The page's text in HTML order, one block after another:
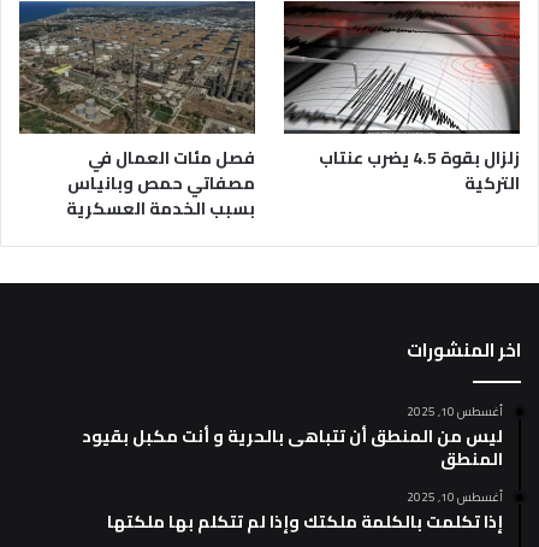
زلزال بقوة 4.5 يضرب عنتاب
التركية
فصل مئات العمال في
مصفاتي حمص وبانياس
بسبب الخدمة العسكرية
اخر المنشورات
أغسطس 10, 2025
ليس من المنطق أن تتباهى بالحرية و أنت مكبل بقيود
المنطق
أغسطس 10, 2025
إذا تكلمت بالكلمة ملكتك وإذا لم تتكلم بها ملكتها